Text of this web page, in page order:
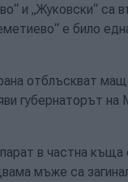
и „Жуковски“ са
е било
отблъскват
губернаторът на
в частна къща
мъже са